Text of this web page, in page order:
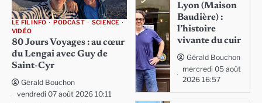
LE FIL INFO PODCAST
SCIENCE
VIDÉO
80 Jours Voyages : au cœur
du Lengai avec Guy de
Saint-Cyr
Gérald Bouchon
vendredi 07 août 2026 10:11
Lyon (Maison
Baudière) :
l’histoire
vivante du cuir
Gérald Bouchon
mercredi 05 août
2026 16:57